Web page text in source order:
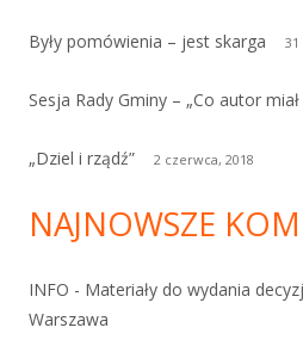
Były pomówienia – jest skarga 31
Sesja Rady Gminy – „Co autor miał
„Dziel i rządź” 2 czerwca, 2018
NAJNOWSZE
INFO - Materiały do wydania
Warszawa